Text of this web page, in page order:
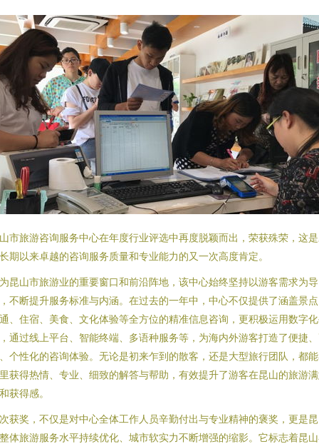
市旅游咨询服务中心在年度行业评选中再度脱颖而出，荣获殊荣，这
期以来卓越的咨询服务质量和专业能力的又一次高度肯定。
昆山市旅游业的重要窗口和前沿阵地，该中心始终坚持以游客需求为导
不断提升服务标准与内涵。在过去的一年中，中心不仅提供了涵盖景
、住宿、美食、文化体验等全方位的精准信息咨询，更积极运用数字
通过线上平台、智能终端、多语种服务等，为海内外游客打造了便捷
个性化的咨询体验。无论是初来乍到的散客，还是大型旅行团队，都
获得热情、专业、细致的解答与帮助，有效提升了游客在昆山的旅游
获得感。
获奖，不仅是对中心全体工作人员辛勤付出与专业精神的褒奖，更是
体旅游服务水平持续优化、城市软实力不断增强的缩影。它标志着昆